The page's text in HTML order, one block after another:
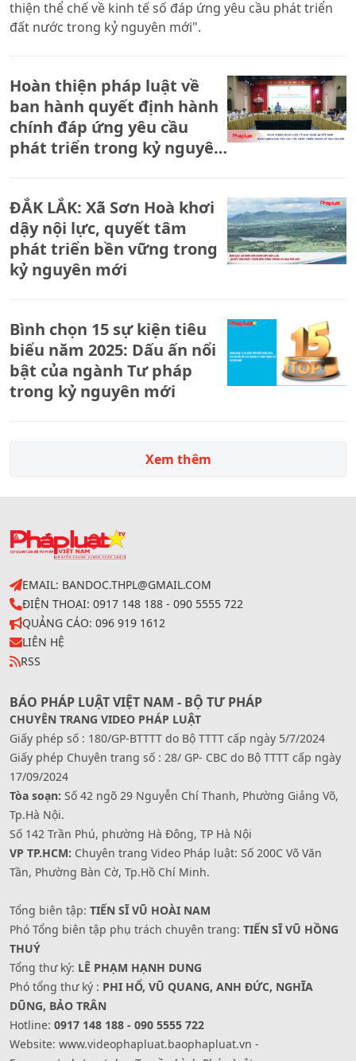
thiện thể chế về kinh tế số đáp ứng yêu cầu phát triển
đất nước trong kỷ nguyên mới".
Hoàn thiện pháp luật về
ban hành quyết định hành
chính đáp ứng yêu cầu
phát triển trong kỷ nguyên
ĐẮK LẮK: Xã Sơn Hoà khơi
dậy nội lực, quyết tâm
phát triển bền vững trong
kỷ nguyên mới
Bình chọn 15 sự kiện tiêu
biểu năm 2025: Dấu ấn nổi
bật của ngành Tư pháp
trong kỷ nguyên mới
Xem thêm
EMAIL: BANDOC.THPL@GMAIL.COM
ĐIỆN THOẠI: 0917 148 188 - 090 5555 722
QUẢNG CÁO: 096 919 1612
LIÊN HỆ
RSS
BÁO PHÁP LUẬT VIỆT NAM - BỘ TƯ PHÁP
CHUYÊN TRANG VIDEO PHÁP LUẬT
Giấy phép số : 180/GP-BTTTT do Bộ TTTT cấp ngày 5/7/2024
Giấy phép Chuyên trang số : 28/ GP- CBC do Bộ TTTT cấp ngày
17/09/2024
Tòa soạn: Số 42 ngõ 29 Nguyễn Chí Thanh, Phường Giảng Võ,
Tp.Hà Nội.
Số 142 Trần Phú, phường Hà Đông, TP Hà Nội
VP TP.HCM: Chuyên trang Video Pháp luật: Số 200C Võ Văn
Tần, Phường Bàn Cờ, Tp.Hồ Chí Minh.
Tổng biên tập: TIẾN SĨ VŨ HOÀI NAM
Phó Tổng biên tập phụ trách chuyên trang: TIẾN SĨ VŨ HỒNG
THUÝ
Tổng thư ký: LÊ PHẠM HẠNH DUNG
Phó tổng thư ký : PHI HỔ, VŨ QUANG, ANH ĐỨC, NGHĨA
DŨNG, BẢO TRÂN
Hotline: 0917 148 188 - 090 5555 722
Website: www.videophapluat.baophapluat.vn -